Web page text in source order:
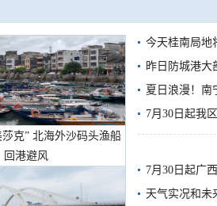
克” 北海外沙码头渔船
回港避风
今天桂南局地
需继续防范
昨日防城港大
雨
夏日浪漫！南
7月30日起我
7月30日起广
天气实况和未